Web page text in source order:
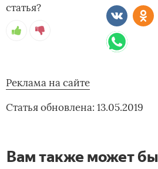
статья?
Реклама на сайте
Статья обновлена: 13.05.2019
Вам также может